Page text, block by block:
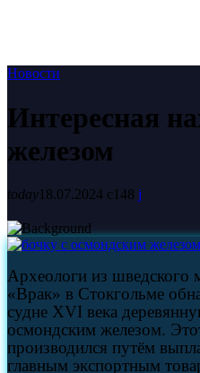
Новости
Интересная
железом
today18.07.2024 148
Археологи из шведского
«Врак» в Стокгольме
судне XVI века
осмондским железом.
производился путём
главным экспортным